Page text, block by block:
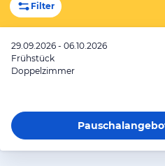
Filter
29.09.2026 - 06.10.2026
Frühstück
Doppelzimmer